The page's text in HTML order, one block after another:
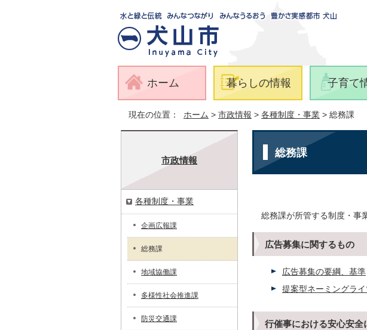
ホーム 暮らしの情報 子育て
現在の位置： ホーム > 市政情報 > 各種制度・事業 > 総務課
総務課
総務課が所管する制度・事
広告募集に関するもの
広告募集の要綱、基準
提案型ネーミングラ
行催事における安心安全
市政情報
各種制度・事業
企画広報課
総務課
地域協働課
多様性社会推進課
防災交通課